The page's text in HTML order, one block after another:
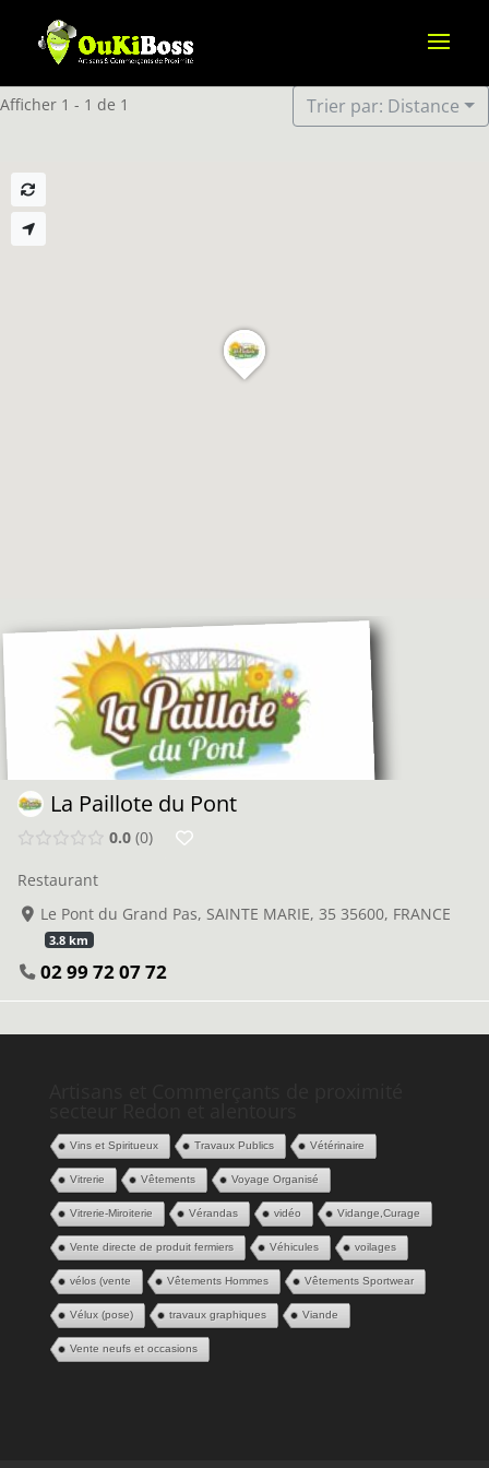
Afficher 1 - 1 de 1 Trier par: Distance
La Paillote du Pont
0.0 0
Restaurant
Le Pont du Grand Pas, SAINTE MARIE, 35 35600, FRANCE
3.8 km
02 99 72 07 72
Vins et Spiritueux Travaux Publics Vétérinaire
Vitrerie Vêtements Voyage Organisé
Vitrerie-Miroiterie Vérandas vidéo Vidange,Curage
Vente directe de produit fermiers Véhicules voilages
vélos (vente Vêtements Hommes Vêtements Sportwear
Vélux (pose) travaux graphiques Viande
Vente neufs et occasions